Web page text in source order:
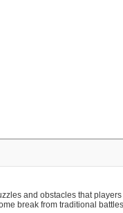
and obstacles that
break from traditional